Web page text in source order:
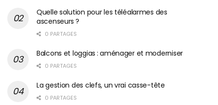
Quelle solution pour les téléalarmes des
ascenseurs ?
0 PARTAGES
Balcons et loggias : aménager et moderniser
0 PARTAGES
La gestion des clefs, un vrai casse-tête
0 PARTAGES